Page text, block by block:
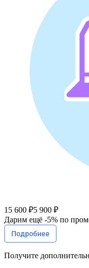
15 600 ₽5 900 ₽
Дарим ещё -5% по
Подробнее
Получите